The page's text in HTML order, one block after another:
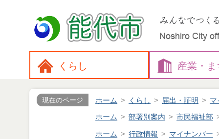
くらし 産業・
現在のページ ホーム くらし 届出・証明 マ
ホーム 部署別案内 市民福祉部
ホーム 行政情報 マイナンバー